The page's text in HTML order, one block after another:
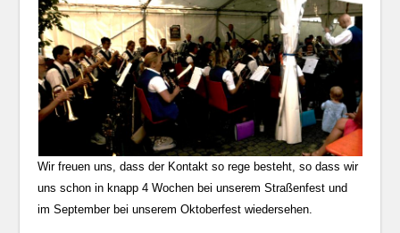
Wir freuen uns, dass der Kontakt so rege besteht, so dass wir
uns schon in knapp 4 Wochen bei unserem Straßenfest und
im September bei unserem Oktoberfest wiedersehen.